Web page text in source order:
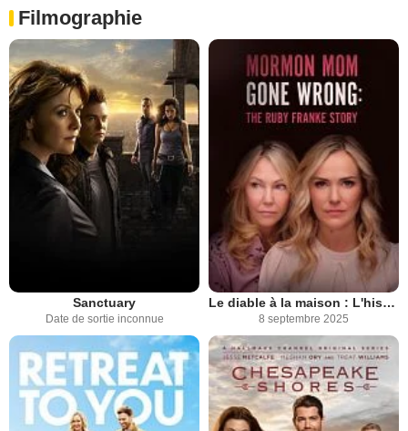
Filmographie
Sanctuary
Date de sortie inconnue
Le diable à la maison : L'histoire vraie de Ruby Franke
8 septembre 2025